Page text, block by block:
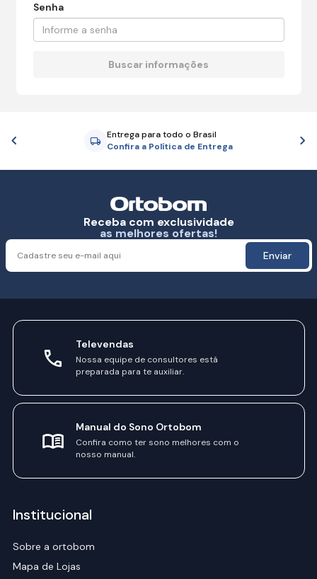
Senha
Entrega para todo o Brasil
Confira a Política de Entrega
Anterior
Receba com exclusividade
as melhores ofertas!
Enviar
Televendas
Nossa equipe de consultores está
preparada para te auxiliar.
Manual do Sono Ortobom
Confira como ter sono melhores com o
nosso manual.
Institucional
Sobre a ortobom
Mapa de Lojas